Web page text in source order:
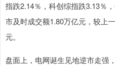
指跌2.14％，科创综指跌3.13％
市及时成交额1.80万亿元，较上
元。
盘面上，电网诞生见地逆市走强